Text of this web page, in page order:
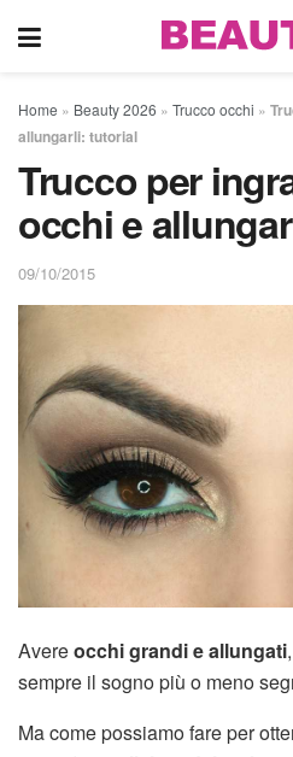
Home » Beauty 2026 » Trucco occhi »
allungarli: tutorial
Trucco per
occhi e
09/10/2015
Avereocchi grandi e allungati
sempre il sogno più o meno
Ma come possiamo fare per